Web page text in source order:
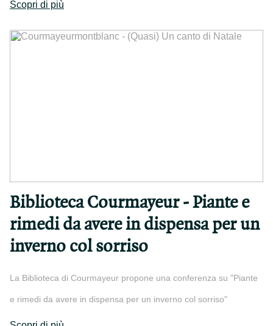
Scopri di più
Biblioteca Courmayeur - Piante e
rimedi da avere in dispensa per un
inverno col sorriso
La Biblioteca di Courmayeur propone una conferenza su "Piante
e rimedi da avere in dispensa per un inverno col sorriso"